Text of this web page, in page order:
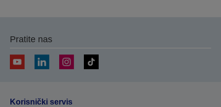
Pratite nas
Korisnički servis